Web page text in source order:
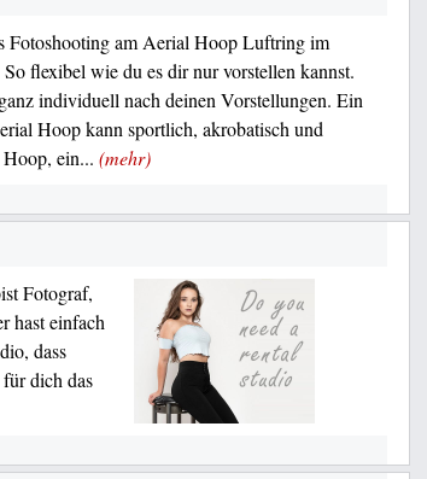
Fotoshooting am Aerial Hoop Luftring im
flexibel wie du es dir nur vorstellen kannst.
individuell nach deinen Vorstellungen. Ein
Hoop kann sportlich, akrobatisch und
ein... (mehr)
Fotograf,
hast einfach
dass
dich das